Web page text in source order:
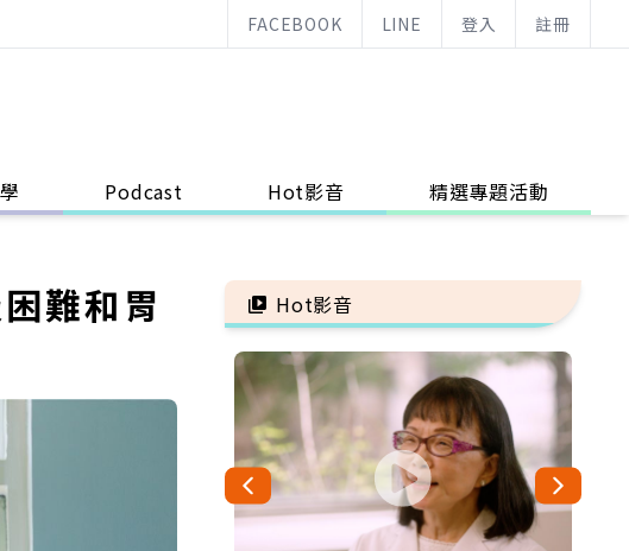
FACEBOOK LINE 登入 註冊
Podcast Hot影音 精選專題活動
難和胃
Hot影音